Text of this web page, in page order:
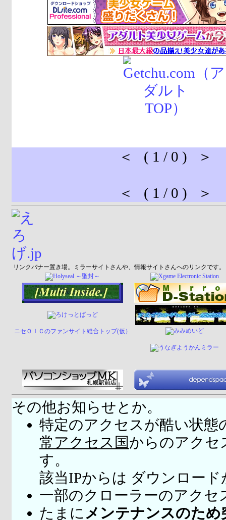
＜ ( 1 / 0 ) ＞
＜ ( 1 / 0 ) ＞
リンクバナー置き場。ミラーサイトさんや、情報サイトさんへのリンクです。
ニセＯＩＣのファンサイト総合トップ(仮）
その他お知らせとか。
特定のアクセスが酷い状態
常アクセス国からのアクセ
す。
該当IPからは ダウンロー
一部のクローラーのアクセ
たまに メンテナンスのため